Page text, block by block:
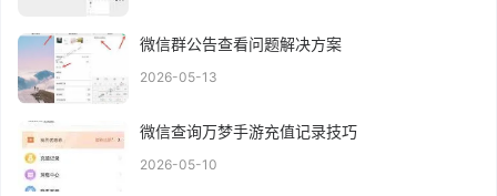
微信群公告查看问题解决方案
2026-05-13
微信查询万梦手游充值记录技巧
2026-05-10